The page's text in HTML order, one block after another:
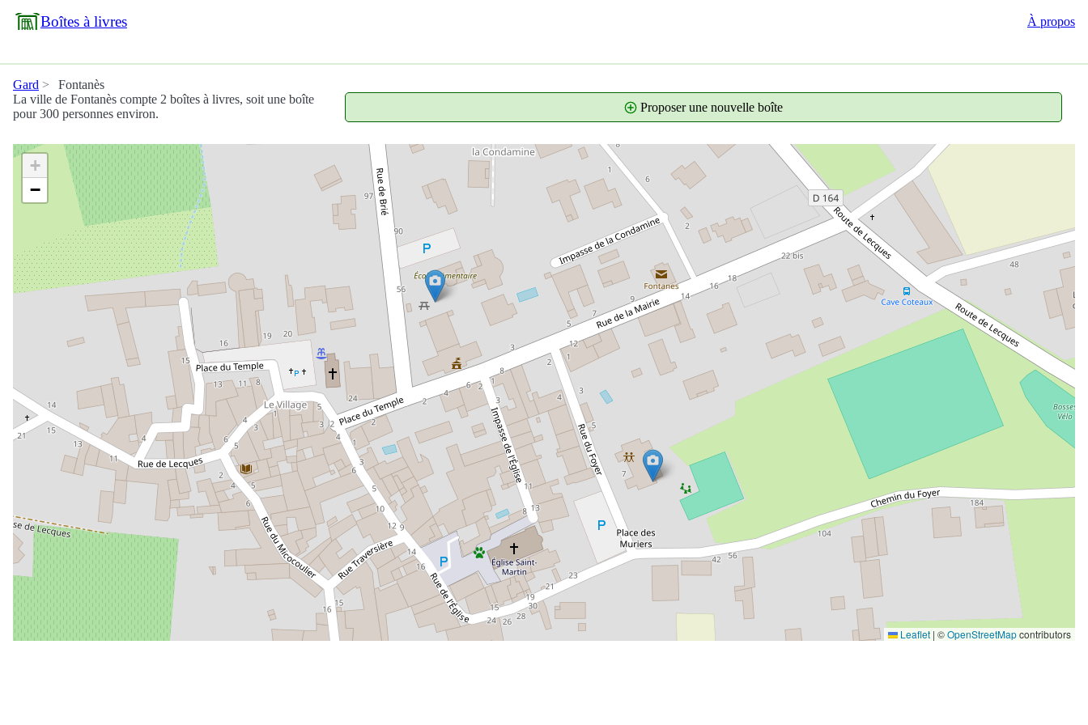
Boîtes à livres À propos
Gard
Fontanès
La ville de Fontanès compte 2 boîtes à livres, soit une boîte
pour 300 personnes environ.
Proposer une nouvelle boîte
+
−
Leaflet | ©OpenStreetMapcontributors